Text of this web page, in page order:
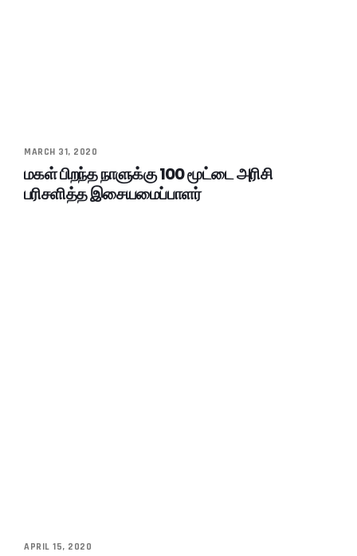
MARCH 31, 2020
மகள் பிறந்த நாளுக்கு 100 மூட்டை அரிசி
பரிசளித்த இசையமைப்பாளர்
APRIL 15, 2020